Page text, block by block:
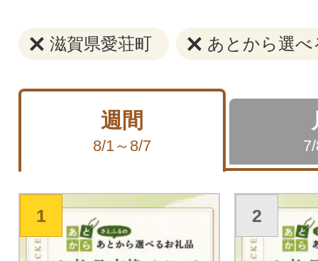
滋賀県愛荘町 あとから選べ
週間
8/1～8/7
1 2